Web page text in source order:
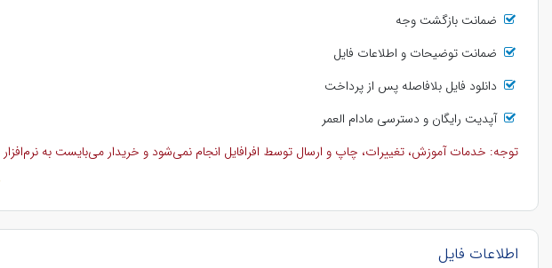
ضمانت بازگشت وجه
ضمانت توضیحات و اطلاعات فایل
دانلود فایل بلافاصله پس از پرداخت
آپدیت رایگان و دسترسی مادام العمر
توجه: خدمات آموزش، تغییرات، چاپ و ارسال توسط افرافایل انجام نمی‌شود و خریدار می‌بایست به
اطلاعات فایل